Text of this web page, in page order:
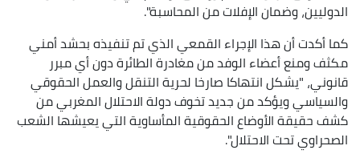
الدوليين، وضمان الإفلات من المحاسبة".
كما أكدت أن هذا الإجراء القمعي الذي تم تنفيذه بحشد أمني
مكثف ومنع أعضاء الوفد من مغادرة الطائرة دون أي مبرر
قانوني، "يشكل انتهاكا صارخا لحرية التنقل والعمل الحقوقي
والسياسي ويؤكد من جديد تخوف دولة الاحتلال المغربي من
كشف حقيقة الأوضاع الحقوقية المأساوية التي يعيشها الشعب
الصحراوي تحت الاحتلال".